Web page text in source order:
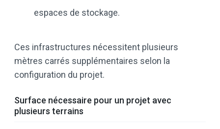
espaces de stockage.
Ces infrastructures nécessitent plusieurs
mètres carrés supplémentaires selon la
configuration du projet.
Surface nécessaire pour un projet avec
plusieurs terrains